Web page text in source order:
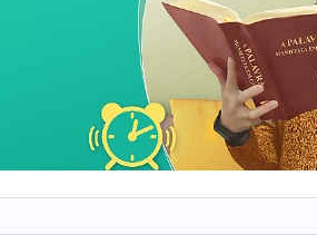
esse resultado. Só assim o
(A Palavra, vol. 1: A aparição e a
Todo-Poderoso são muito
que Ele retornaria para o
de redenção, que é apenas